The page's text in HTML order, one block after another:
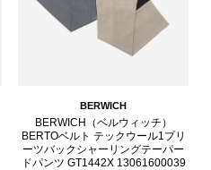
BERWICH
BERWICH（ベルウィッチ）
BERTOベルト テックウール1プリ
ーツバックシャーリングテーパー
ドパンツ GT1442X 13061600039